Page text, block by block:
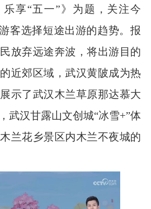
乐享“五一”》为题，关注今
客选择短途出游的趋势。报
放弃远途奔波，将出游目的
近郊区域，武汉黄陂成为热
示了武汉木兰草原那达慕大
武汉甘露山文创城“冰雪+”体
兰花乡景区内木兰不夜城的